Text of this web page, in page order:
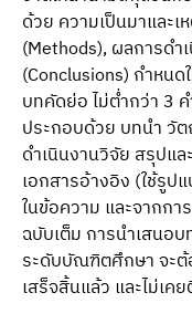
ด้วย ความเป็นมาและเ
(Methods), ผลการดำ
(Conclusions) กำหน
บทคัดย่อ ไม่ต่ำกว่า 3
ประกอบด้วย บทนำ วั
ดำเนินงานวิจัย สรุปแ
เอกสารอ้างอิง (ใช้รูป
ในข้อความ และจากก
ฉบับเต็ม การนำเสนอ
ระดับบัณฑิตศึกษา จะต้
เสร็จสิ้นแล้ว และไม่เ